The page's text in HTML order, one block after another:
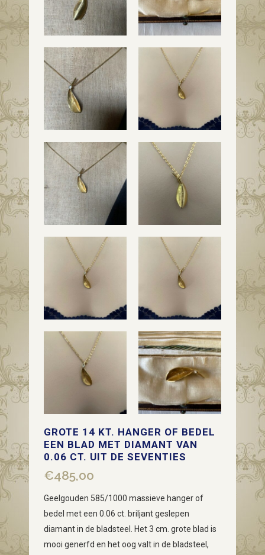
GROTE 14 KT. HANGER OF BEDEL
EEN BLAD MET DIAMANT VAN
0.06 CT. UIT DE SEVENTIES
€485,00
Geelgouden 585/1000 massieve hanger of
bedel met een 0.06 ct. briljant geslepen
diamant in de bladsteel. Het 3 cm. grote blad is
mooi generfd en het oog valt in de bladsteel,